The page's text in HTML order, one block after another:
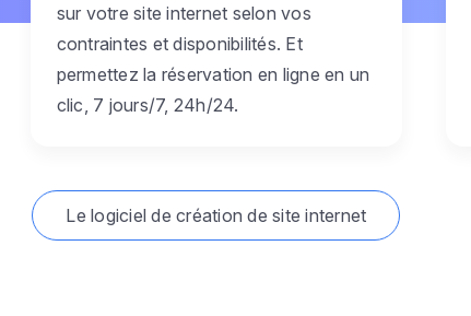
sur votre site internet selon vos
contraintes et disponibilités. Et
permettez la réservation en ligne en un
clic, 7 jours/7, 24h/24.
Le logiciel de création de site internet